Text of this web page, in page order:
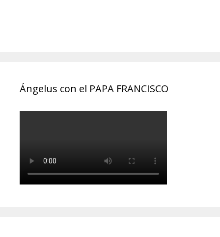
Ángelus con el PAPA FRANCISCO